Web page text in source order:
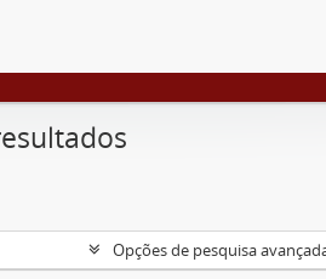
Opções de pesquisa